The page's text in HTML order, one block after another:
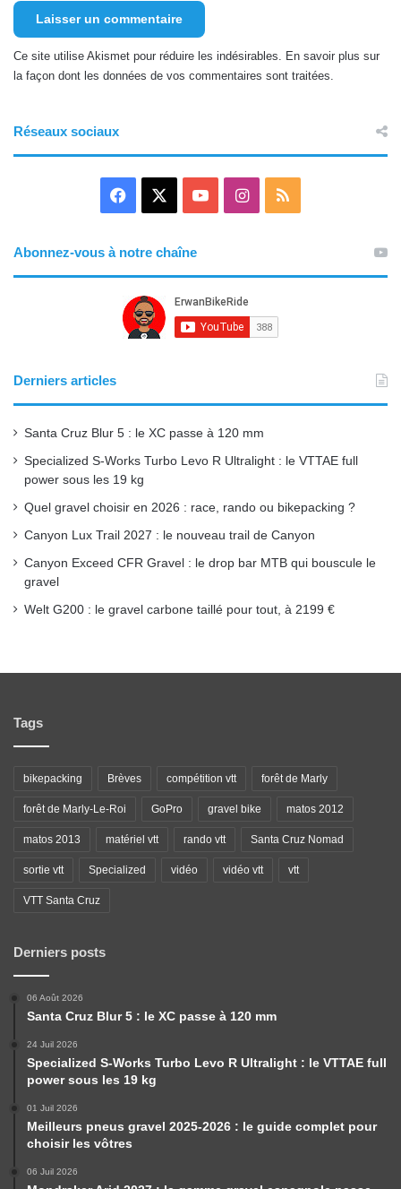
Ce site utilise Akismet pour réduire les indésirables. En savoir plus sur
la façon dont les données de vos commentaires sont traitées.
Réseaux sociaux
e
b
o
T
u
e
I
a
r
Abonnez-vous à notre chaîne
Derniers articles
Santa Cruz Blur 5 : le XC passe à 120 mm
Specialized S-Works Turbo Levo R Ultralight : le VTTAE full
power sous les 19 kg
Quel gravel choisir en 2026 : race, rando ou bikepacking ?
Canyon Lux Trail 2027 : le nouveau trail de Canyon
Canyon Exceed CFR Gravel : le drop bar MTB qui bouscule le
gravel
Welt G200 : le gravel carbone taillé pour tout, à 2199 €
Tags
bikepacking Brèves compétition vtt forêt de Marly
forêt de Marly-Le-Roi GoPro gravel bike matos 2012
matos 2013 matériel vtt rando vtt Santa Cruz Nomad
sortie vtt Specialized vidéo vidéo vtt vtt
VTT Santa Cruz
Derniers posts
06 Août 2026
Santa Cruz Blur 5 : le XC passe à 120 mm
24 Juil 2026
Specialized S-Works Turbo Levo R Ultralight : le VTTAE full
power sous les 19 kg
01 Juil 2026
Meilleurs pneus gravel 2025-2026 : le guide complet pour
choisir les vôtres
06 Juil 2026